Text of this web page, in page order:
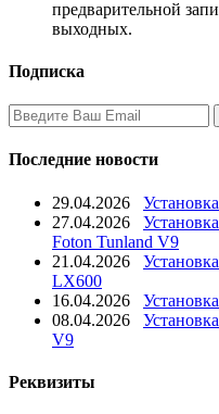
предварительной
выходных.
Подписка
Последние новости
29.04.2026
27.04.2026
Foton Tunland V9
21.04.2026
LX600
16.04.2026
08.04.2026
V9
Реквизиты